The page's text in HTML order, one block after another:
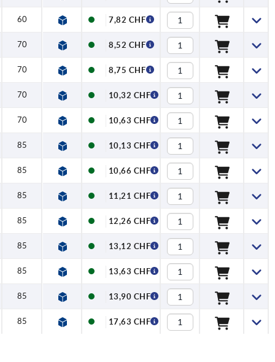
60 7,82 CHF
70 8,52 CHF
70 8,75 CHF
70 10,32 CHF
70 10,63 CHF
85 10,13 CHF
85 10,66 CHF
85 11,21 CHF
85 12,26 CHF
85 13,12 CHF
85 13,63 CHF
85 13,90 CHF
85 17,63 CHF